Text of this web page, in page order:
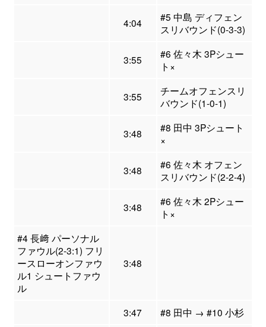
4:04
#5 中島 ディフェン
スリバウンド(0-3-3)
3:55
#6 佐々木 3Pシュー
ト×
3:55
チームオフェンスリ
バウンド(1-0-1)
3:48
#8 田中 3Pシュート
×
3:48
#6 佐々木 オフェン
スリバウンド(2-2-4)
3:48
#6 佐々木 2Pシュー
ト×
#4 長﨑 パーソナル
ファウル(2-3:1) フリ
ースローオンファウ
ル1 シュートファウ
ル
3:48
3:47 #8 田中 → #10 小杉